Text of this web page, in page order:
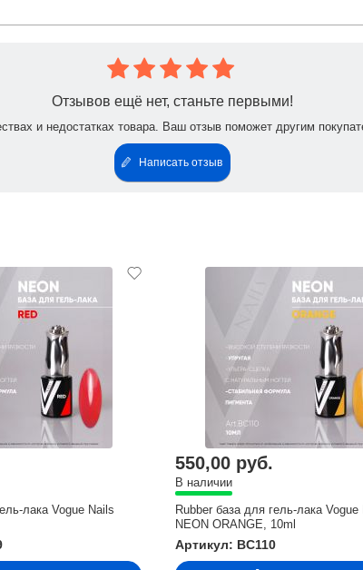
Отзывов ещё нет, станьте первыми!
и недостатках товара. Ваш отзыв поможет другим
Написать отзыв
лака Vogue Nails
550,00 руб.
В наличии
Rubber база для гель-лака Vogue
NEON ORANGE, 10ml
Артикул: BC110